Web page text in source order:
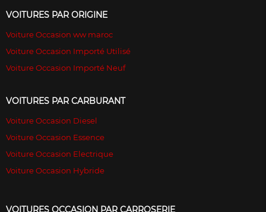
VOITURES PAR ORIGINE
Voiture Occasion ww maroc
Voiture Occasion Importé Utilisé
Voiture Occasion Importé Neuf
VOITURES PAR CARBURANT
Voiture Occasion Diesel
Voiture Occasion Essence
Voiture Occasion Electrique
Voiture Occasion Hybride
VOITURES OCCASION PAR CARROSERIE